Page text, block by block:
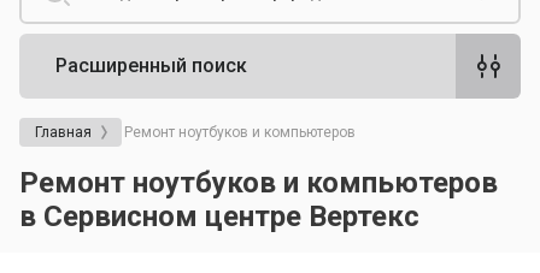
Расширенный поиск
Главная Ремонт ноутбуков и компьютеров
Ремонт ноутбуков и компьютеров
в Сервисном центре Вертекс